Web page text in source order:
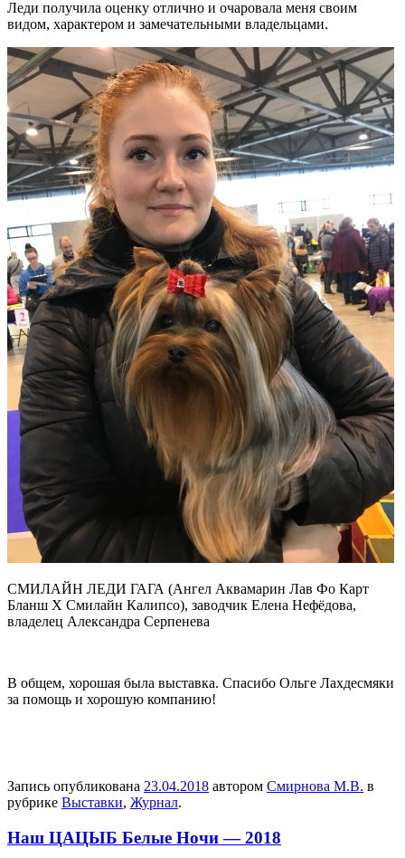
Леди получила оценку отлично и очаровала меня своим
видом, характером и замечательными владельцами.
СМИЛАЙН ЛЕДИ ГАГА (Ангел Аквамарин Лав Фо Карт
Бланш Х Смилайн Калипсо), заводчик Елена Нефёдова,
владелец Александра Серпенева
В общем, хорошая была выставка. Спасибо Ольге Лахдесмяки
за помощь и хорошую компанию!
Запись опубликована 23.04.2018 автором Смирнова М.В. в
рубрике Выставки, Журнал.
Наш ЦАЦЫБ Белые Ночи — 2018